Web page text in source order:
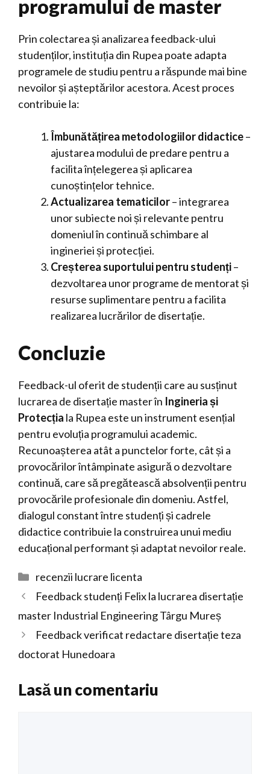
programului de master
Prin colectarea și analizarea feedback-ului
studenților, instituția din Rupea poate adapta
programele de studiu pentru a răspunde mai bine
nevoilor și așteptărilor acestora. Acest proces
contribuie la:
Îmbunătățirea metodologiilor didactice–
ajustarea modului de predare pentru a
facilita înțelegerea și aplicarea
cunoștințelor tehnice.
Actualizarea tematicilor– integrarea
unor subiecte noi și relevante pentru
domeniul în continuă schimbare al
ingineriei și protecției.
Creșterea suportului pentru studenți–
dezvoltarea unor programe de mentorat și
resurse suplimentare pentru a facilita
realizarea lucrărilor de disertație.
Concluzie
Feedback-ul oferit de studenții care au susținut
lucrarea de disertație master în Ingineria și
Protecția la Rupea este un instrument esențial
pentru evoluția programului academic.
Recunoașterea atât a punctelor forte, cât și a
provocărilor întâmpinate asigură o dezvoltare
continuă, care să pregătească absolvenții pentru
provocările profesionale din domeniu. Astfel,
dialogul constant între studenți și cadrele
didactice contribuie la construirea unui mediu
educațional performant și adaptat nevoilor reale.
Categorii
recenzii lucrare licenta
Feedback studenți Felix la lucrarea disertație
master Industrial Engineering Târgu Mureș
Feedback verificat redactare disertație teza
doctorat Hunedoara
Lasă un comentariu